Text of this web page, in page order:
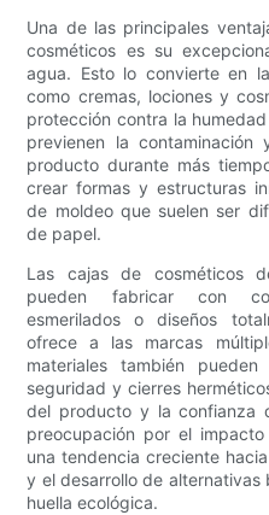
Una de las principales
cosméticos es su
agua. Esto lo convierte en
como cremas, lociones y
protección contra la
previenen la
producto durante más
crear formas y estructuras
de moldeo que suelen ser
de papel.
Las cajas de cosméticos
pueden fabricar con
esmerilados o diseños
ofrece a las marcas
materiales también
seguridad y cierres
del producto y la confianza
preocupación por el
una tendencia creciente
y el desarrollo de
huella ecológica.